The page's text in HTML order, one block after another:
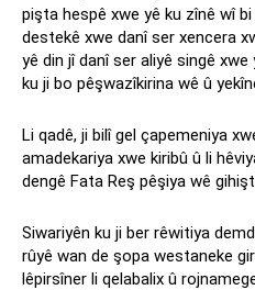
pişta hespê xwe yê ku zînê wî
destekê xwe danî ser xencera
yê din jî danî ser aliyê singê
ku ji bo pêşwazîkirina wê û
Li qadê, ji bilî gel çapemeniya
amadekariya xwe kiribû û li
dengê Fata Reş pêşiya wê
Siwariyên ku ji ber rêwitiya
rûyê wan de şopa westaneke
lêpirsîner li qelabalix û